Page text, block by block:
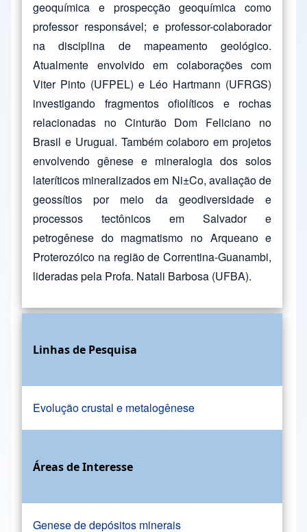
geoquímica e prospecção geoquímica como
professor responsável; e professor-colaborador
na disciplina de mapeamento geológico.
Atualmente envolvido em colaborações com
Viter Pinto (UFPEL) e Léo Hartmann (UFRGS)
investigando fragmentos ofiolíticos e rochas
relacionadas no Cinturão Dom Feliciano no
Brasil e Uruguai. Também colaboro em projetos
envolvendo gênese e mineralogia dos solos
lateríticos mineralizados em Ni±Co, avaliação de
geossítios por meio da geodiversidade e
processos tectônicos em Salvador e
petrogênese do magmatismo no Arqueano e
Proterozóico na região de Correntina-Guanambi,
lideradas pela Profa. Natali Barbosa (UFBA).
Linhas de Pesquisa
Evolução crustal e metalogênese
Áreas de Interesse
Genese de depósitos minerais